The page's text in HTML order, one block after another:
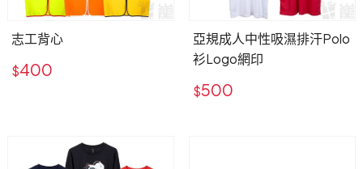
志工背心
$400
亞規成人中性吸濕排汗Polo
衫Logo網印
$500